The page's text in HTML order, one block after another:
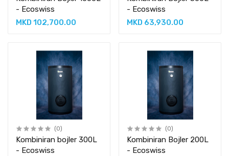
- Ecoswiss
MKD 102,700.00
- Ecoswiss
MKD 63,930.00
(0)
Kombiniran bojler 300L
- Ecoswiss
(0)
Kombiniran Bojler 200L
- Ecoswiss